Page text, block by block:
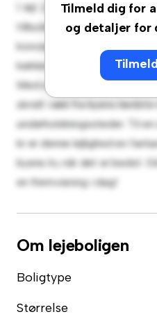
Tilmeld dig for
og detaljer for
1. lejl. 2, 8381 Tilst! Denne
tilbyder et stilfuldt og
koncept er perfekt til at
køkken er udstyret med de
Med sin førsteklasses
skridt væk fra byens bedste
underholdningssteder. Til
kr er denne lejlighed en
byens liv, når det er bedst.
en fremvisning i dag!
Om lejeboligen
Boligtype
Størrelse